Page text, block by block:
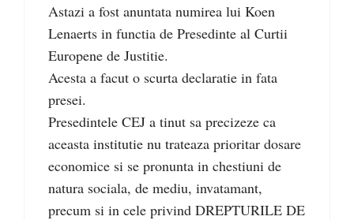
Astazi a fost anuntata numirea lui Koen
Lenaerts in functia de Presedinte al Curtii
Europene de Justitie.
Acesta a facut o scurta declaratie in fata
presei.
Presedintele CEJ a tinut sa precizeze ca
aceasta institutie nu trateaza prioritar dosare
economice si se pronunta in chestiuni de
natura sociala, de mediu, invatamant,
precum si in cele privind DREPTURILE DE